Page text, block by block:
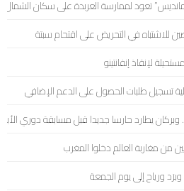
تعود لممارسة العربدة على سكان
للاشتباه في التحريض على اقتحام سبتة
لإنقاذ إنفانتينو
تسجيل طلبات الحصول على الدعم الإضافي
وبركان يطارد حارسا جديدا قبل مسابقة دوري
ورياح إلى يوم الجمعة